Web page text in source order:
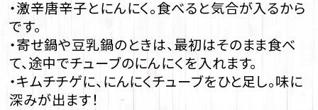
・激辛唐辛子とにんにく。食べると気合が入るから
です。
・寄せ鍋や豆乳鍋のときは、最初はそのまま食べ
て、途中でチューブのにんにくを入れます。
・キムチチゲに、にんにくチューブをひと足し。味に
深みが出ます！